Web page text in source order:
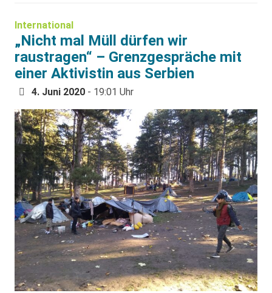
International
„Nicht mal Müll dürfen wir
raustragen“ – Grenzgespräche mit
einer Aktivistin aus Serbien
4. Juni 2020 - 19:01 Uhr